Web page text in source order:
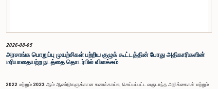
2026-08-05
அரசாங்க பொறுப்பு முயற்சிகள் பற்றிய குழுக் கூட்டத்தின் போது அதிகாரிகளின்
மரியாதையற்ற நடத்தை தொடர்பில் விளக்கம்
2022 மற்றும் 2023 ஆம் ஆண்டுகளுக்கான கணக்காய்வு செய்யப்பட்ட வருடாந்த அறிக்கைகள் மற்றும்